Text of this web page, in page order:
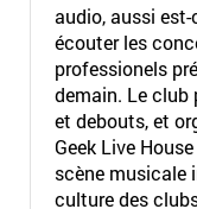
audio, aussi est-
écouter les
professionels
demain. Le
et debouts, et
Geek Live
scène musicale
culture des